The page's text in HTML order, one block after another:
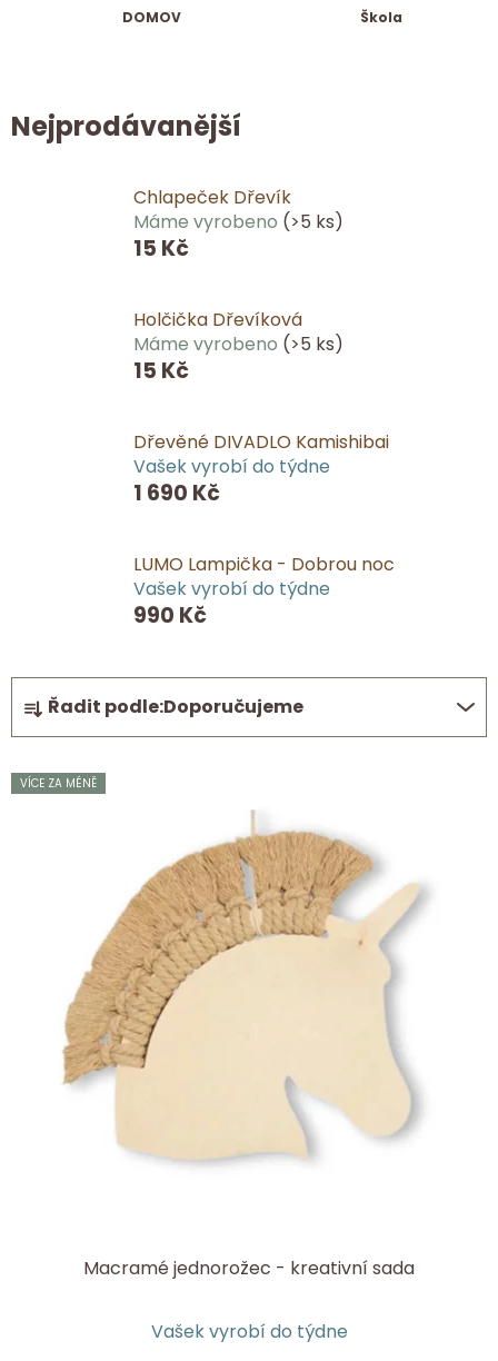
DOMOV Škola
Nejprodávanější
Chlapeček Dřevík
Máme vyrobeno (>5 ks)
15 Kč
Holčička Dřevíková
Máme vyrobeno (>5 ks)
15 Kč
Dřevěné DIVADLO Kamishibai
Vašek vyrobí do týdne
1 690 Kč
LUMO Lampička - Dobrou noc
Vašek vyrobí do týdne
990 Kč
Ř
a
z
e
n
Řadit podle:Doporučujeme
V
ý
VÍCE ZA MÉNĚ
Macramé jednorožec - kreativní sada
Vašek vyrobí do týdne